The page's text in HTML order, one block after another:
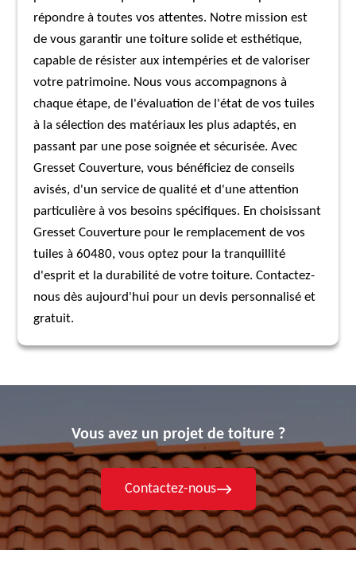
répondre à toutes vos attentes. Notre mission est
de vous garantir une toiture solide et esthétique,
capable de résister aux intempéries et de valoriser
votre patrimoine. Nous vous accompagnons à
chaque étape, de l'évaluation de l'état de vos tuiles
à la sélection des matériaux les plus adaptés, en
passant par une pose soignée et sécurisée. Avec
Gresset Couverture, vous bénéficiez de conseils
avisés, d'un service de qualité et d'une attention
particulière à vos besoins spécifiques. En choisissant
Gresset Couverture pour le remplacement de vos
tuiles à 60480, vous optez pour la tranquillité
d'esprit et la durabilité de votre toiture. Contactez-
nous dès aujourd'hui pour un devis personnalisé et
gratuit.
Vous avez un projet de toiture ?
Contactez-nous